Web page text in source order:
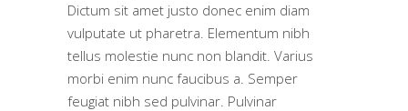
Dictum sit amet justo donec enim diam
vulputate ut pharetra. Elementum nibh
tellus molestie nunc non blandit. Varius
morbi enim nunc faucibus a. Semper
feugiat nibh sed pulvinar. Pulvinar